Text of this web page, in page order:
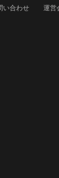
い合わせ 運営